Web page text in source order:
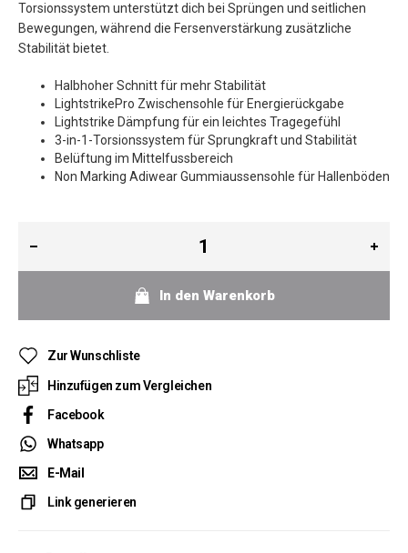
Torsionssystem unterstützt dich bei Sprüngen und seitlichen
Bewegungen, während die Fersenverstärkung zusätzliche
Stabilität bietet.
Halbhoher Schnitt für mehr Stabilität
LightstrikePro Zwischensohle für Energierückgabe
Lightstrike Dämpfung für ein leichtes Tragegefühl
3-in-1-Torsionssystem für Sprungkraft und Stabilität
Belüftung im Mittelfussbereich
Non Marking Adiwear Gummiaussensohle für Hallenböden
In den Warenkorb
Zur Wunschliste
Hinzufügen zum Vergleichen
Facebook
Whatsapp
E-Mail
Link generieren